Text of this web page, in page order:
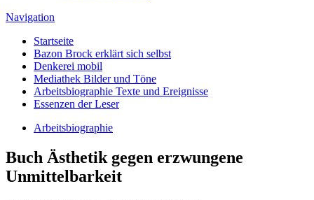
Navigation
Startseite
Bazon Brock erklärt sich selbst
Denkerei mobil
Mediathek Bilder und Töne
Arbeitsbiographie Texte und Ereignisse
Essenzen der Leser
Arbeitsbiographie
Buch Ästhetik gegen erzwungene
Unmittelbarkeit